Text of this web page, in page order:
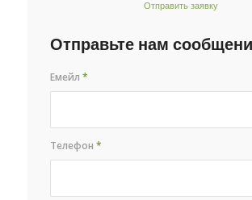
Отправить заявку
Отправьте нам
Емейл*
Телефон*